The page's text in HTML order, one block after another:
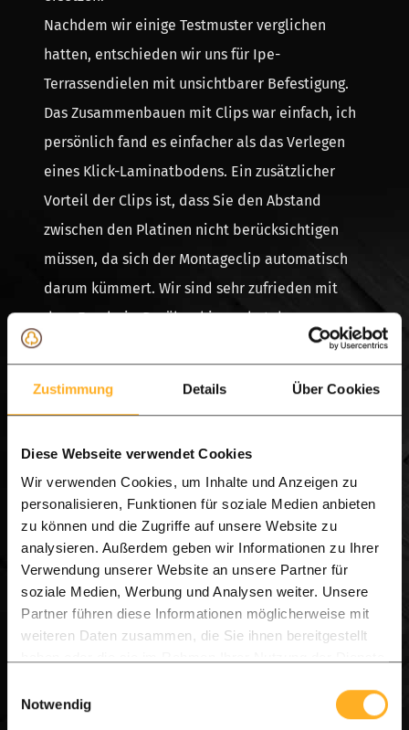
Zustimmung Details Über Cookies
Diese Webseite verwendet Cookies
Wir verwenden Cookies, um Inhalte und Anzeigen zu
personalisieren, Funktionen für soziale Medien anbieten
zu können und die Zugriffe auf unsere Website zu
analysieren. Außerdem geben wir Informationen zu Ihrer
Verwendung unserer Website an unsere Partner für
soziale Medien, Werbung und Analysen weiter. Unsere
Partner führen diese Informationen möglicherweise mit
weiteren Daten zusammen, die Sie ihnen bereitgestellt
Notwendig
Nachdem wir einige Testmuster verglichen
hatten, entschieden wir uns für Ipe-
Terrassendielen mit unsichtbarer Befestigung.
Das Zusammenbauen mit Clips war einfach, ich
persönlich fand es einfacher als das Verlegen
eines Klick-Laminatbodens. Ein zusätzlicher
Vorteil der Clips ist, dass Sie den Abstand
zwischen den Platinen nicht berücksichtigen
müssen, da sich der Montageclip automatisch
darum kümmert. Wir sind sehr zufrieden mit
dem Ergebnis. Darüber hinaus hat der
Kundenservice von Hardhout Discount alle
Tags für dieses Projekt: IPE TERRASSE
Jetzt Projekt berechnen
Unsere Produkte verwendet